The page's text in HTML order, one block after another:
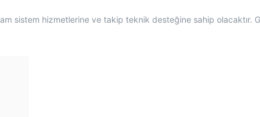
sistem hizmetlerine ve takip teknik desteğine sahip